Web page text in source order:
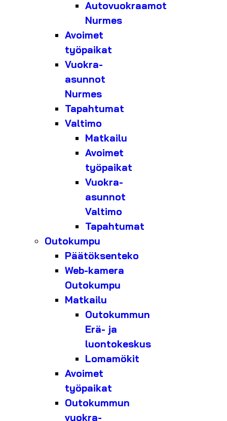
Autovuokraamot
Nurmes
Avoimet
työpaikat
Vuokra-
asunnot
Nurmes
Tapahtumat
Valtimo
Matkailu
Avoimet
työpaikat
Vuokra-
asunnot
Valtimo
Tapahtumat
Outokumpu
Päätöksenteko
Web-kamera
Outokumpu
Matkailu
Outokummun
Erä- ja
luontokeskus
Lomamökit
Avoimet
työpaikat
Outokummun
vuokra-